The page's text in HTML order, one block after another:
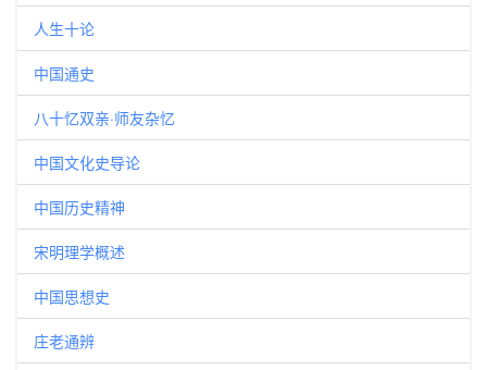
人生十论
中国通史
八十忆双亲·师友杂忆
中国文化史导论
中国历史精神
宋明理学概述
中国思想史
庄老通辨